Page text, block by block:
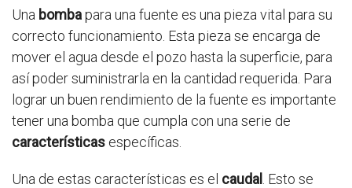
Una bombapara una fuente es una pieza vital para su
correcto funcionamiento. Esta pieza se encarga de
mover el agua desde el pozo hasta la superficie, para
así poder suministrarla en la cantidad requerida. Para
lograr un buen rendimiento de la fuente es importante
tener una bomba que cumpla con una serie de
características específicas.
Una de estas características es el caudal . Esto se